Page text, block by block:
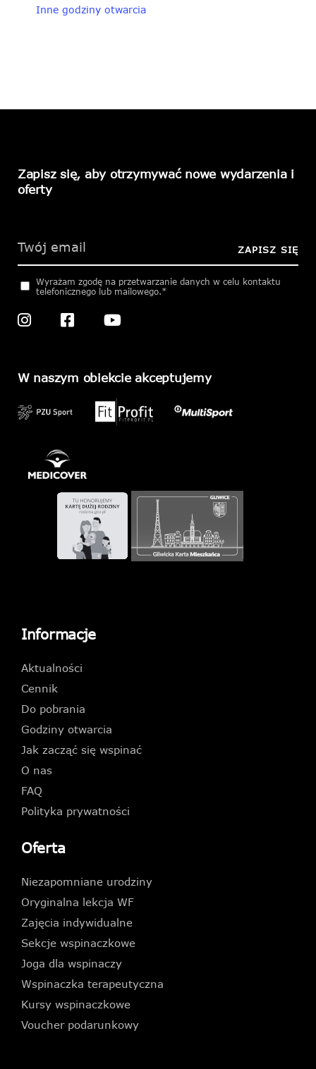
Inne godziny otwarcia
Zapisz się, aby otrzymywać nowe wydarzenia i
oferty
this
ZAPISZ SIĘ
Wyrażam zgodę na przetwarzanie danych w celu kontaktu
telefonicznego lub mailowego.*
W naszym obiekcie akceptujemy
Informacje
Aktualności
Cennik
Do pobrania
Godziny otwarcia
Jak zacząć się wspinać
O nas
FAQ
Polityka prywatności
Oferta
Niezapomniane urodziny
Oryginalna lekcja WF
Zajęcia indywidualne
Sekcje wspinaczkowe
Joga dla wspinaczy
Wspinaczka terapeutyczna
Kursy wspinaczkowe
Voucher podarunkowy